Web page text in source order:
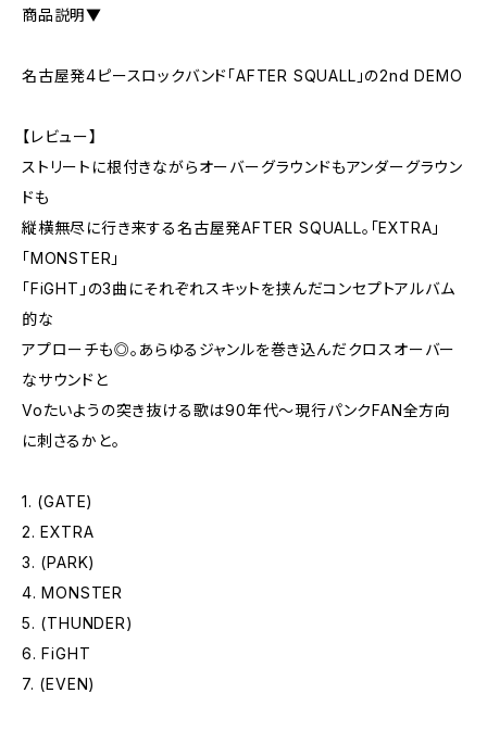
商品説明▼
名古屋発4ピースロックバンド「AFTER SQUALL」の2nd DEMO
【レビュー】
ストリートに根付きながらオーバーグラウンドもアンダーグラウン
ドも
縦横無尽に行き来する名古屋発AFTER SQUALL。「EXTRA」
「MONSTER」
「FiGHT」の3曲にそれぞれスキットを挟んだコンセプトアルバム
的な
アプローチも◎。あらゆるジャンルを巻き込んだクロスオーバー
なサウンドと
Voたいようの突き抜ける歌は90年代～現行パンクFAN全方向
に刺さるかと。
1. (GATE)
2. EXTRA
3. (PARK)
4. MONSTER
5. (THUNDER)
6. FiGHT
7. (EVEN)